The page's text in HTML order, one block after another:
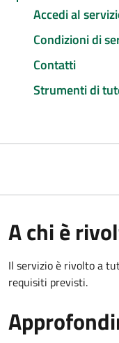
Accedi al
Condizioni di
Contatti
Strumenti di
A chi è
Il servizio è rivolto a
requisiti previsti.